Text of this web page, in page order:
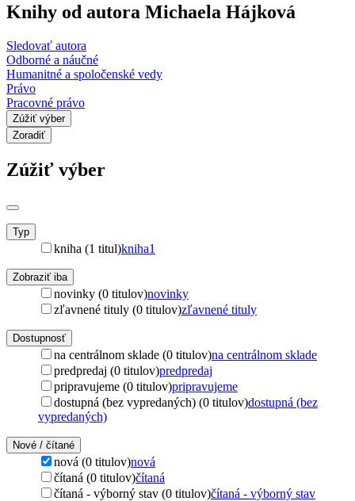
Knihy od autora Michaela Hájková
Sledovať autora
Odborné a náučné
Humanitné a spoločenské vedy
Právo
Pracovné právo
Zúžiť výber
Zoradiť
Zúžiť výber
Typ
kniha (1 titul)kniha1
Zobraziť iba
novinky (0 titulov)novinky
zľavnené tituly (0 titulov)zľavnené tituly
Dostupnosť
na centrálnom sklade (0 titulov)na centrálnom sklade
predpredaj (0 titulov)predpredaj
pripravujeme (0 titulov)pripravujeme
dostupná (bez vypredaných) (0 titulov)dostupná (bez
vypredaných)
Nové / čítané
nová (0 titulov)nová
čítaná (0 titulov)čítaná
čítaná - výborný stav (0 titulov)čítaná - výborný stav